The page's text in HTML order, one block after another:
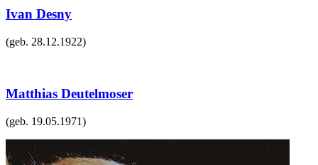
Ivan Desny
(geb. 28.12.1922)
Matthias Deutelmoser
(geb. 19.05.1971)